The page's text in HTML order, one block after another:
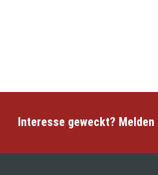
Interesse geweckt?